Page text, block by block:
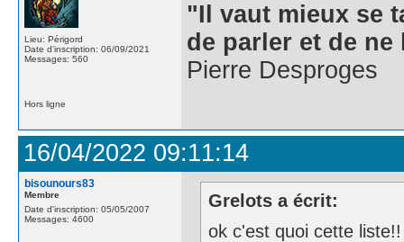
Lieu: Périgord
Date d'inscription: 06/09/2021
Messages: 560
"Il vaut mieux se
de parler et de
Pierre Desproges
Hors ligne
16/04/2022 09:11:14
bisounours83
Membre
Date d'inscription: 05/05/2007
Messages: 4600
Grelots a écrit:
ok c'est quoi cette liste!!